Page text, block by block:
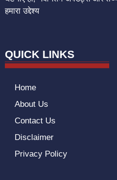
हमारा उद्देश्य
QUICK LINKS
Home
About Us
Contact Us
Disclaimer
Privacy Policy